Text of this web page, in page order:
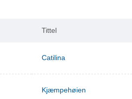
Tittel
Catilina
Kjæmpehøien